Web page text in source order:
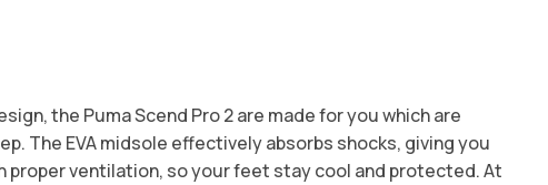
the Puma Scend Pro 2 are made for you which are
The EVA midsole effectively absorbs shocks, giving you
ventilation, so your feet stay cool and protected. At